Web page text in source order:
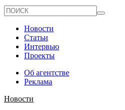
Новости
Статьи
Интервью
Проекты
Об агентстве
Реклама
Новости